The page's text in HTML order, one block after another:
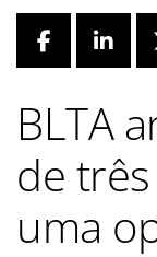
BLTA
de
uma